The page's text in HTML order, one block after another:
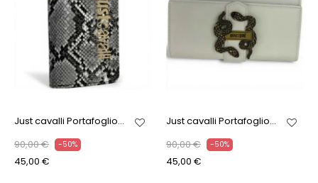
Just cavalli Portafoglio...
90,00 €
-50%
45,00 €
Just cavalli Portafoglio...
90,00 €
-50%
45,00 €